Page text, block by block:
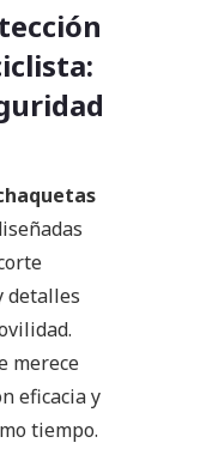
detalles
merece
eficacia y
tiempo.